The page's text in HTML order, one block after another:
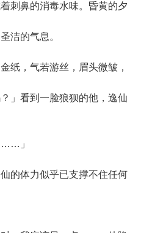
刺鼻的消毒水味。昏黄的夕
洁的气息。
，气若游丝，眉头微皱，
」看到一脸狼狈的他，逸仙
」
体力似乎已支撑不住任何